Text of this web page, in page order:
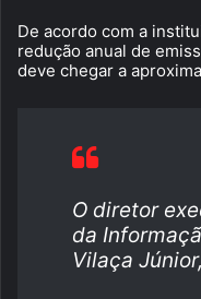
De acordo com a
redução anual de
deve chegar a
O diretor
da
Vilaça